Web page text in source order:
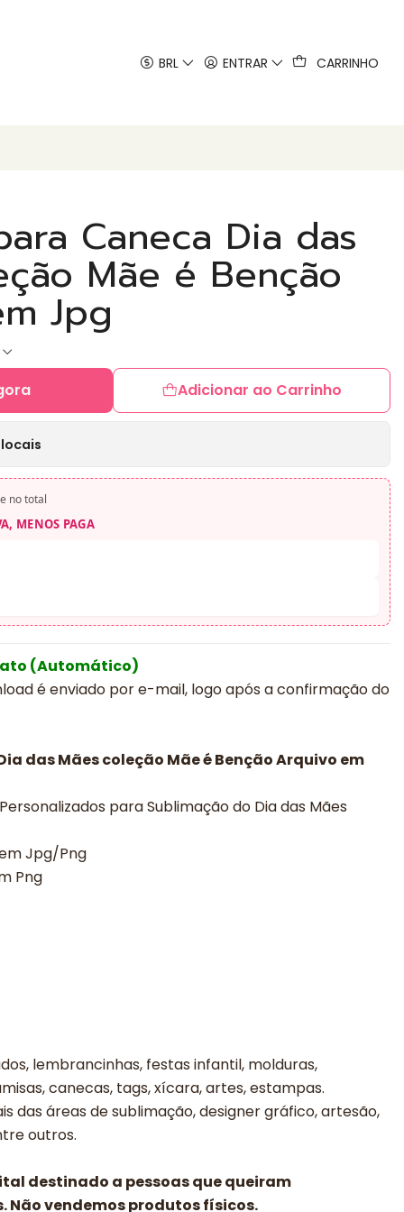
BRL ENTRAR CARRINHO
Caneca Dia das
Mãe é Benção
Jpg
Adicionar ao Carrinho
no total
MENOS PAGA
(Automático)
é enviado por e-mail, logo após a confirmação do
das Mães coleção Mãe é Benção Arquivo em
para Sublimação do Dia das Mães
Jpg/Png
Png
lembrancinhas, festas infantil, molduras,
canecas, tags, xícara, artes, estampas.
das áreas de sublimação, designer gráfico, artesão,
outros.
destinado a pessoas que queiram
Não vendemos produtos físicos.